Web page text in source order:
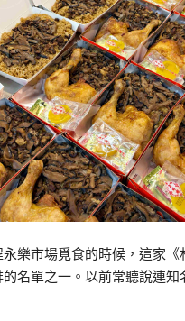
樂市場覓食的時候，這家《
名單之一。以前常聽說連知